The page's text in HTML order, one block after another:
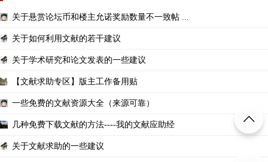
关于悬赏论坛币和楼主允诺奖励数量不一致帖 ...
关于如何利用文献的若干建议
关于学术研究和论文发表的一些建议
【文献求助专区】版主工作备用贴
一些免费的文献资源大全（来源可靠）
几种免费下载文献的方法----我的文献应助经
关于文献求助的一些建议